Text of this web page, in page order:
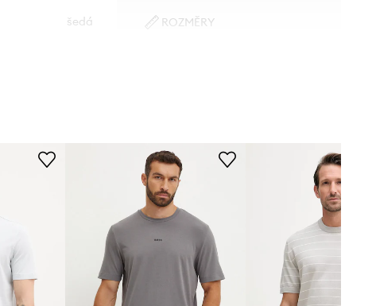
šedá ROZMĚRY
Tabulka velikosti